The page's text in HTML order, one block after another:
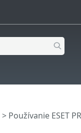
> Používanie ESET